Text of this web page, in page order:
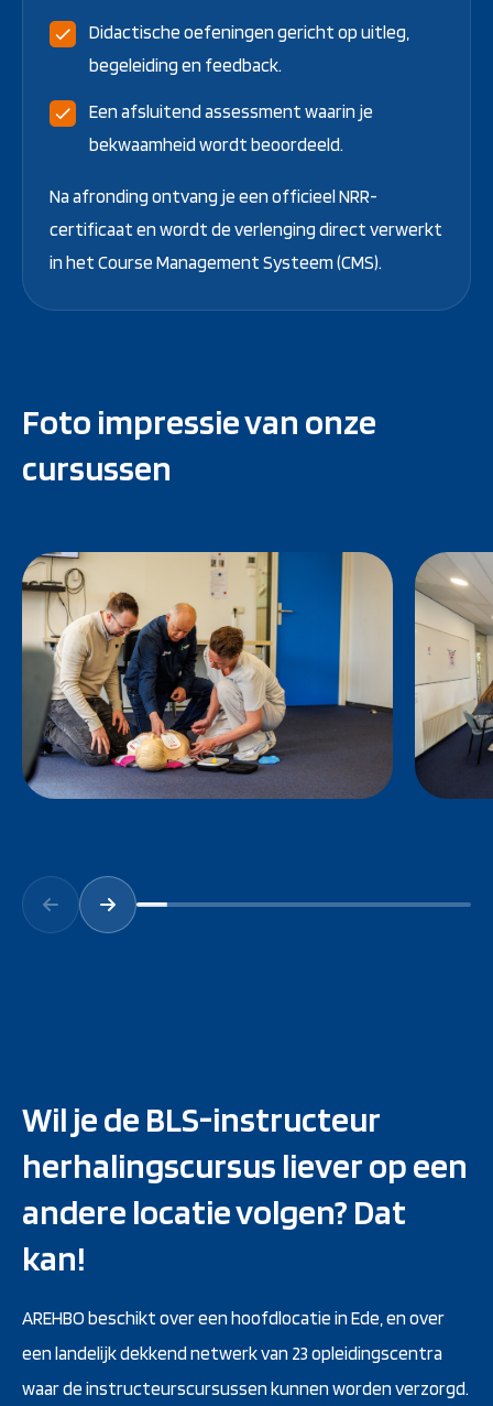
Didactische oefeningen gericht op uitleg,
begeleiding en feedback.
Een afsluitend assessment waarin je
bekwaamheid wordt beoordeeld.
Na afronding ontvang je een officieel NRR-
certificaat en wordt de verlenging direct verwerkt
in het Course Management Systeem (CMS).
Foto impressie van onze
cursussen
Wil je de BLS-instructeur
herhalingscursus liever op een
andere locatie volgen? Dat
kan!
AREHBO beschikt over een hoofdlocatie in Ede, en over
een landelijk dekkend netwerk van 23 opleidingscentra
waar de instructeurscursussen kunnen worden verzorgd.